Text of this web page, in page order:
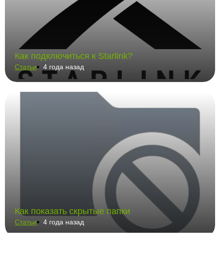
Как подключиться к Starlink?
Статьи 4 года назад
Как показать скрытые папки
Статьи 4 года назад